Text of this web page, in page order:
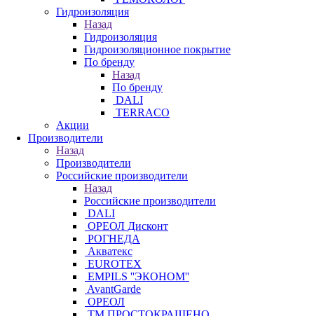
Гидроизоляция
Назад
Гидроизоляция
Гидроизоляционное покрытие
По бренду
Назад
По бренду
DALI
TERRACO
Акции
Производители
Назад
Производители
Российские производители
Назад
Российские производители
DALI
ОРЕОЛ Дисконт
РОГНЕДА
Акватекс
EUROTEX
EMPILS ''ЭКОНОМ''
AvantGarde
ОРЕОЛ